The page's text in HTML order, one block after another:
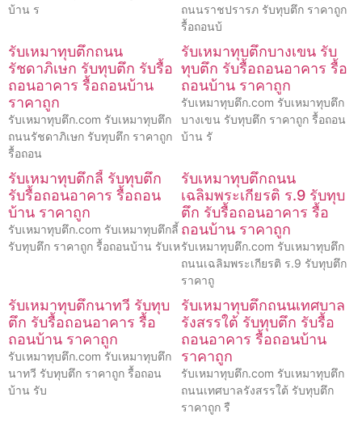
บ้าน ร
ถนนราชปรารภ รับทุบตึก ราคาถูก
รื้อถอนบ้
รับเหมาทุบตึกถนน
รัชดาภิเษก รับทุบตึก รับรื้อ
ถอนอาคาร รื้อถอนบ้าน
ราคาถูก
รับเหมาทุบตึก.com รับเหมาทุบตึก
ถนนรัชดาภิเษก รับทุบตึก ราคาถูก
รื้อถอน
รับเหมาทุบตึกบางเขน รับ
ทุบตึก รับรื้อถอนอาคาร รื้อ
ถอนบ้าน ราคาถูก
รับเหมาทุบตึก.com รับเหมาทุบตึก
บางเขน รับทุบตึก ราคาถูก รื้อถอน
บ้าน รั
รับเหมาทุบตึกลี้ รับทุบตึก
รับรื้อถอนอาคาร รื้อถอน
บ้าน ราคาถูก
รับเหมาทุบตึก.com รับเหมาทุบตึกลี้
รับทุบตึก ราคาถูก รื้อถอนบ้าน รับเห
รับเหมาทุบตึกถนน
เฉลิมพระเกียรติ ร.9 รับทุบ
ตึก รับรื้อถอนอาคาร รื้อ
ถอนบ้าน ราคาถูก
รับเหมาทุบตึก.com รับเหมาทุบตึก
ถนนเฉลิมพระเกียรติ ร.9 รับทุบตึก
ราคาถู
รับเหมาทุบตึกนาทวี รับทุบ
ตึก รับรื้อถอนอาคาร รื้อ
ถอนบ้าน ราคาถูก
รับเหมาทุบตึก.com รับเหมาทุบตึก
นาทวี รับทุบตึก ราคาถูก รื้อถอน
บ้าน รับ
รับเหมาทุบตึกถนนเทศบาล
รังสรรใต้ รับทุบตึก รับรื้อ
ถอนอาคาร รื้อถอนบ้าน
ราคาถูก
รับเหมาทุบตึก.com รับเหมาทุบตึก
ถนนเทศบาลรังสรรใต้ รับทุบตึก
ราคาถูก รื